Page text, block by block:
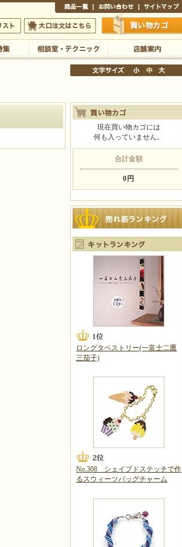
します
大口注文はこちら 買い物かご
店舗案内
現在買い物カゴには
何も入っていません。
合計金額
0円
ロングタペストリー(一富士二鷹
三茄子)
No.308 シェイプドステッチで作
るスウィーツバッグチャーム